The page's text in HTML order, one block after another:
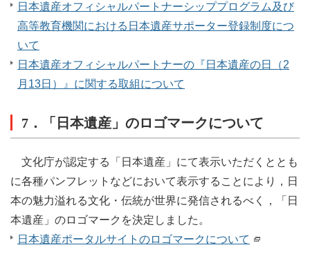
日本遺産オフィシャルパートナーシッププログラム及び
高等教育機関における日本遺産サポーター登録制度につ
いて
日本遺産オフィシャルパートナーの『日本遺産の日（2
月13日）』に関する取組について
7．「日本遺産」のロゴマークについて
文化庁が認定する「日本遺産」にて表示いただくととも
に各種パンフレットなどにおいて表示することにより，日
本の魅力溢れる文化・伝統が世界に発信されるべく，「日
本遺産」のロゴマークを決定しました。
日本遺産ポータルサイトのロゴマークについて